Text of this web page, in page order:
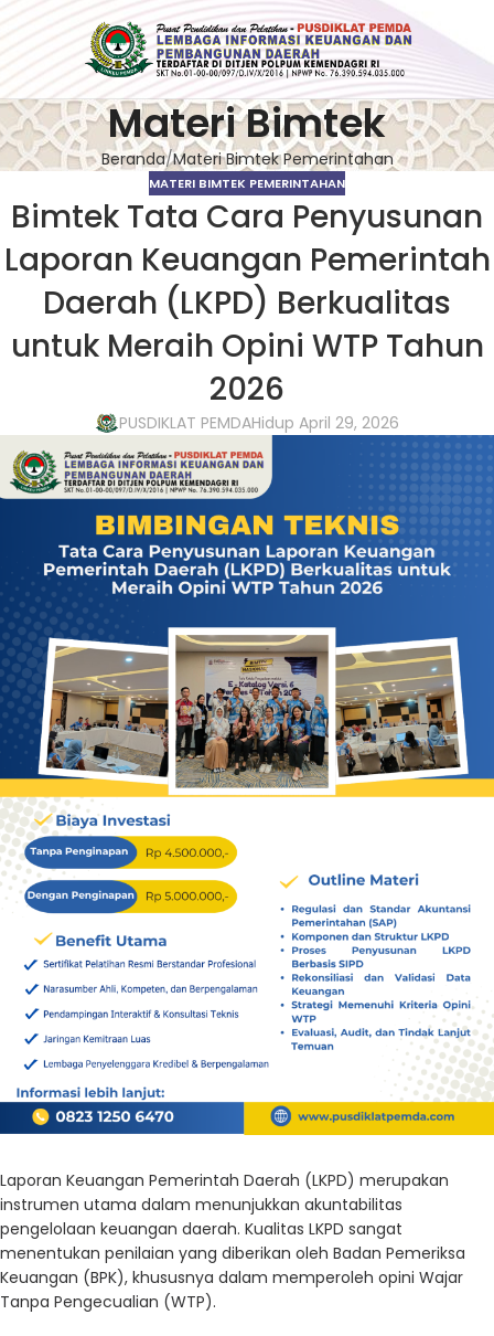
Materi Bimtek
Beranda Materi Bimtek Pemerintahan
MATERI BIMTEK PEMERINTAHAN
Bimtek Tata Cara Penyusunan
Laporan Keuangan Pemerintah
Daerah (LKPD) Berkualitas
untuk Meraih Opini WTP Tahun
2026
PUSDIKLAT PEMDAHidup April 29, 2026
Laporan Keuangan Pemerintah Daerah (LKPD) merupakan
instrumen utama dalam menunjukkan akuntabilitas
pengelolaan keuangan daerah. Kualitas LKPD sangat
menentukan penilaian yang diberikan oleh Badan Pemeriksa
Keuangan (BPK), khususnya dalam memperoleh opini Wajar
Tanpa Pengecualian (WTP).